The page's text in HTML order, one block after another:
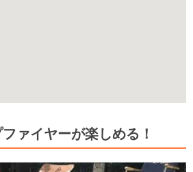
ァイヤーが楽しめる！